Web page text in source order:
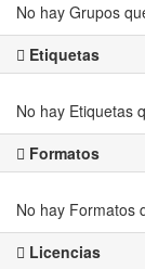
No hay Grupos
Etiquetas
No hay Etiquetas
Formatos
No hay Formatos
Licencias